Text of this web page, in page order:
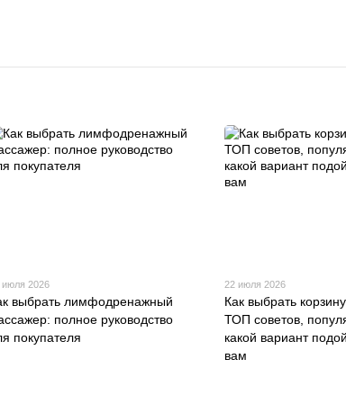
июля 2026
выбрать лимфодренажный
полное руководство
покупателя
22 июля 2026
Как выбрать
ТОП советов,
какой вариант
вам